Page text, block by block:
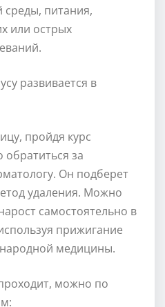
питания,
или острых
развивается в
пройдя курс
за
Он подберет
удаления. Можно
самостоятельно в
прижигание
медицины.
можно по